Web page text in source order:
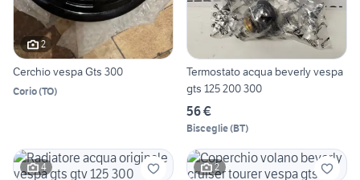
2
Cerchio vespa Gts 300
Corio(TO)
Termostato acqua beverly vespa
gts 125 200 300
56 €
Bisceglie(BT)
4 2